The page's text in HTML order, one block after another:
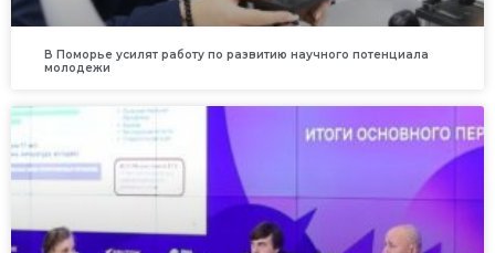
В Поморье усилят работу по развитию научного потенциала
молодежи